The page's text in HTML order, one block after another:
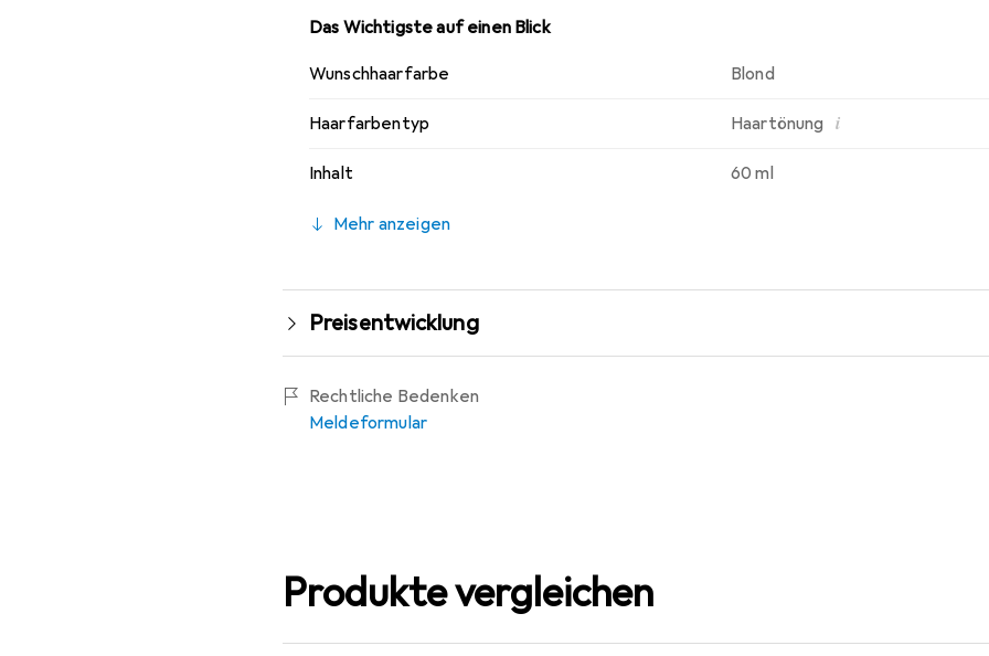
Das Wichtigste auf einen Blick
Wunschhaarfarbe Blond
Haarfarbentyp Haartönung i
Inhalt 60 ml
Mehr anzeigen
Preisentwicklung
Rechtliche Bedenken
Meldeformular
Produkte vergleichen